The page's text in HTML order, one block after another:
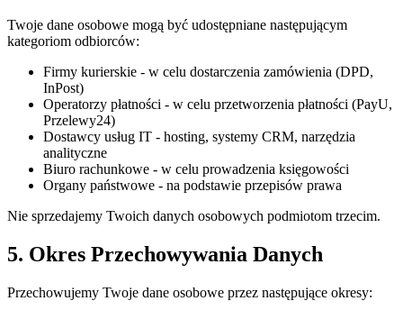
Twoje dane osobowe mogą być udostępniane następującym
kategoriom odbiorców:
Firmy kurierskie - w celu dostarczenia zamówienia (DPD,
InPost)
Operatorzy płatności - w celu przetworzenia płatności (PayU,
Przelewy24)
Dostawcy usług IT - hosting, systemy CRM, narzędzia
analityczne
Biuro rachunkowe - w celu prowadzenia księgowości
Organy państwowe - na podstawie przepisów prawa
Nie sprzedajemy Twoich danych osobowych podmiotom trzecim.
5. Okres Przechowywania Danych
Przechowujemy Twoje dane osobowe przez następujące okresy: